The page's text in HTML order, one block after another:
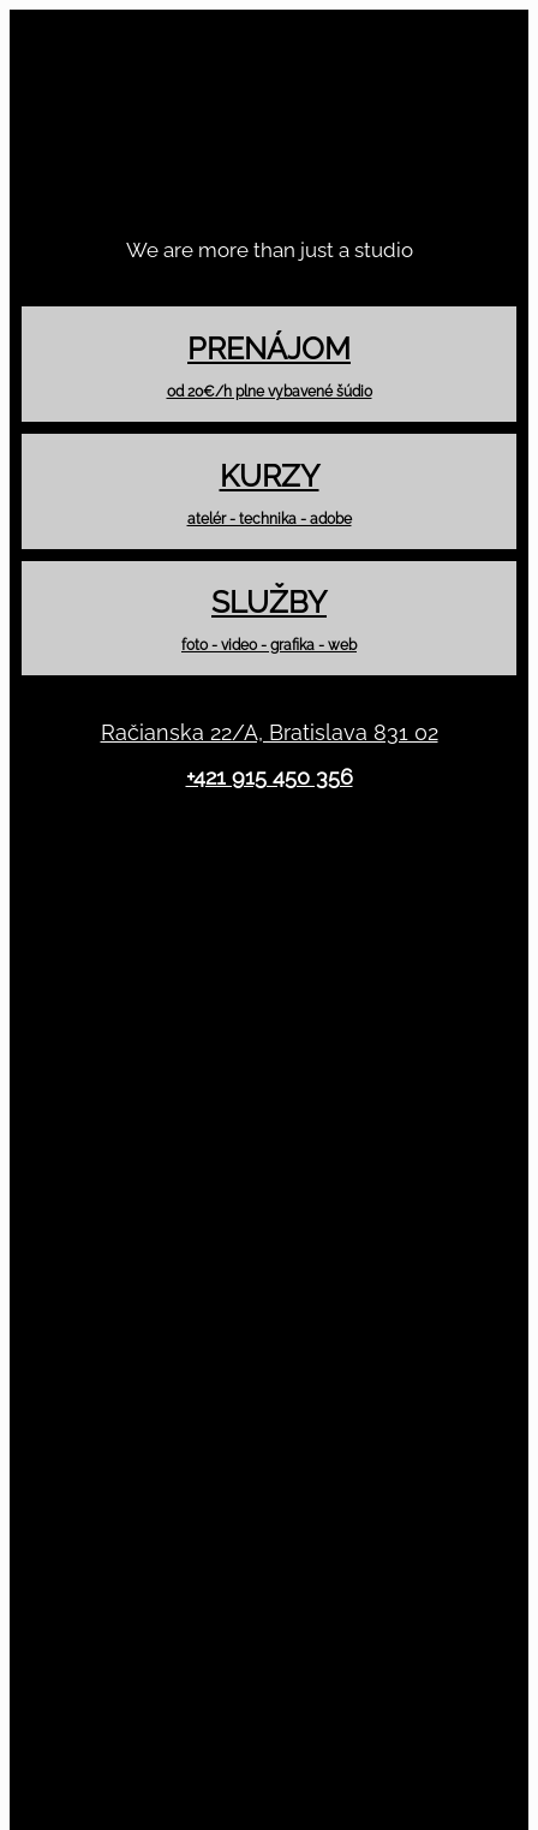
We are more than just a studio
PRENÁJOM
od 20€/h plne vybavené šúdio
KURZY
atelér - technika - adobe
SLUŽBY
foto - video - grafika - web
Račianska 22/A, Bratislava 831 02
+421 915 450 356